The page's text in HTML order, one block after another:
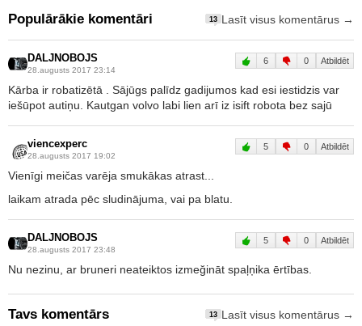
Populārākie komentāri 13 Lasīt visus komentārus →
DALJNOBOJS
28.augusts 2017 23:14
6 0 Atbildēt
Kārba ir robatizētā . Sājūgs palīdz gadijumos kad esi iestidzis var
iešūpot autiņu. Kautgan volvo labi lien arī iz isift robota bez sajū
viencexperc
28.augusts 2017 19:02
5 0 Atbildēt
Vienīgi meičas varēja smukākas atrast...
laikam atrada pēc sludinājuma, vai pa blatu.
DALJNOBOJS
28.augusts 2017 23:48
5 0 Atbildēt
Nu nezinu, ar bruneri neateiktos izmeğināt spaļņika ērtības.
Tavs komentārs 13 Lasīt visus komentārus →